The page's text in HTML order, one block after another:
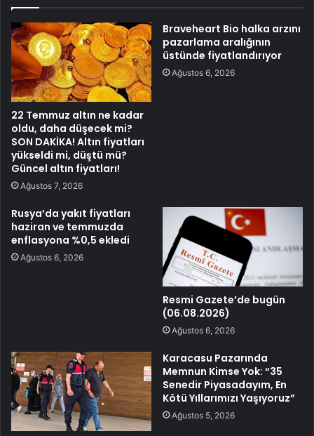
22 Temmuz altın ne kadar
oldu, daha düşecek mi?
SON DAKİKA! Altın fiyatları
yükseldi mi, düştü mü?
Güncel altın fiyatları!
Ağustos 7, 2026
Braveheart Bio halka arzını
pazarlama aralığının
üstünde fiyatlandırıyor
Ağustos 6, 2026
Rusya’da yakıt fiyatları
haziran ve temmuzda
enflasyona %0,5 ekledi
Ağustos 6, 2026
Resmi Gazete’de bugün
(06.08.2026)
Ağustos 6, 2026
Karacasu Pazarında
Memnun Kimse Yok: “35
Senedir Piyasadayım, En
Kötü Yıllarımızı Yaşıyoruz”
Ağustos 5, 2026